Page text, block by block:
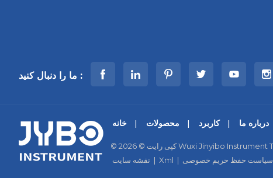
ما را دنبال کنید :
خانه محصولات کاربرد درباره ما
نقشه سایت | Xml | سیاست حفظ حریم خصوصی